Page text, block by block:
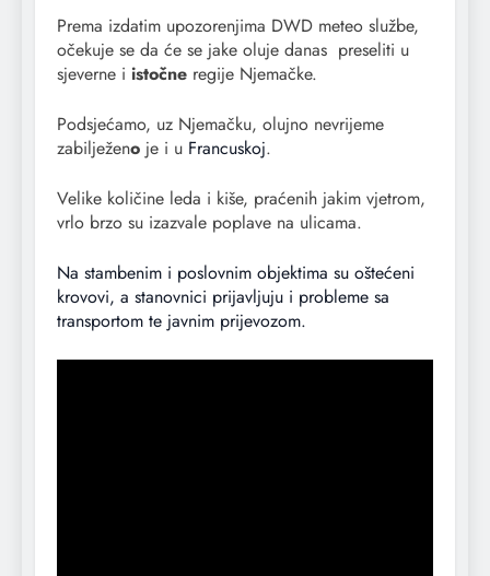
Prema izdatim upozorenjima DWD meteo službe,
očekuje se da će se jake oluje danas preseliti u
sjeverne i istočne regije Njemačke.
Podsjećamo, uz Njemačku, olujno nevrijeme
zabilježeno je i u Francuskoj.
Velike količine leda i kiše, praćenih jakim vjetrom,
vrlo brzo su izazvale poplave na ulicama.
Na stambenim i poslovnim objektima su oštećeni
krovovi, a stanovnici prijavljuju i probleme sa
transportom te javnim prijevozom.